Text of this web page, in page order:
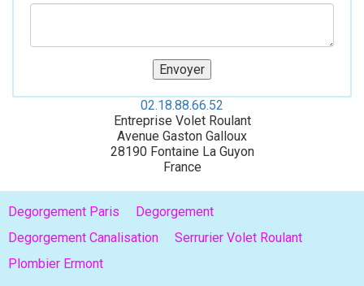
02.18.88.66.52
Entreprise Volet Roulant
Avenue Gaston Galloux
28190 Fontaine La Guyon
France
Degorgement Paris
Degorgement
Degorgement Canalisation
Serrurier Volet Roulant
Plombier Ermont